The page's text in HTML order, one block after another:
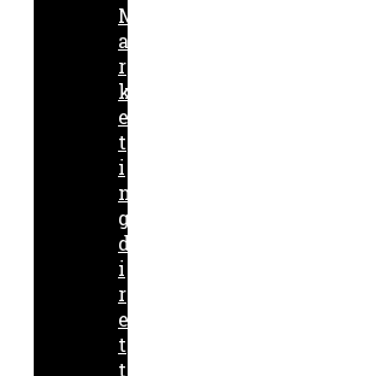
M
a
r
k
e
t
i
n
g
d
i
r
e
t
t